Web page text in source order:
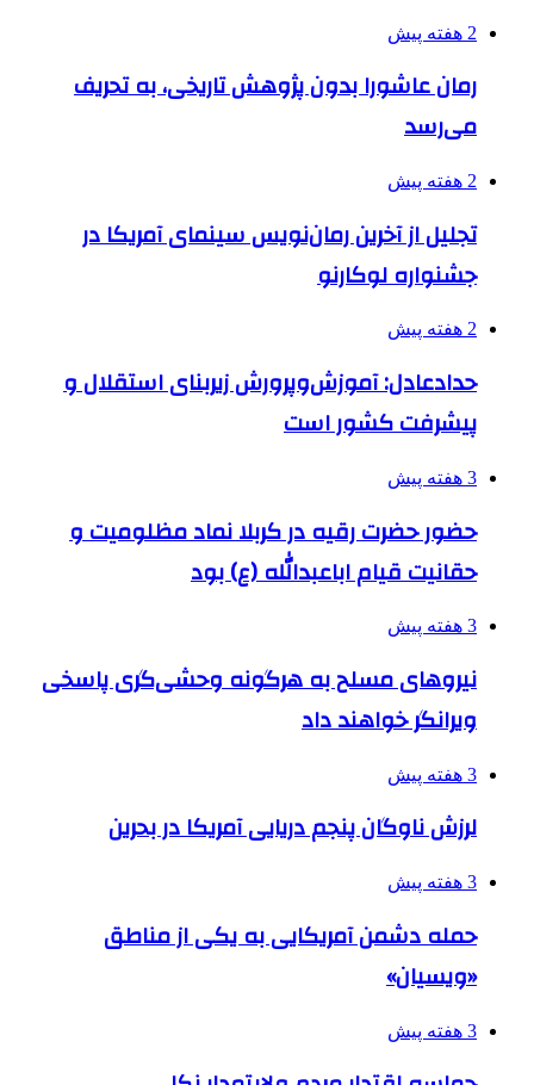
2 هفته پیش
رمان عاشورا بدون پژوهش تاریخی، به تحریف
می‌رسد
2 هفته پیش
تجلیل از آخرین رمان‌نویس سینمای آمریکا در
جشنواره لوکارنو
2 هفته پیش
حدادعادل: آموزش‌وپرورش زیربنای استقلال و
پیشرفت کشور است
3 هفته پیش
حضور حضرت رقیه در کربلا نماد مظلومیت و
حقانیت قیام اباعبدالله (ع) بود
3 هفته پیش
نیروهای مسلح به هرگونه وحشی‌گری پاسخی
ویرانگر خواهند داد
3 هفته پیش
لرزش ناوگان پنجم دریایی آمریکا در بحرین
3 هفته پیش
حمله دشمن آمریکایی به یکی از مناطق
«ویسیان»
3 هفته پیش